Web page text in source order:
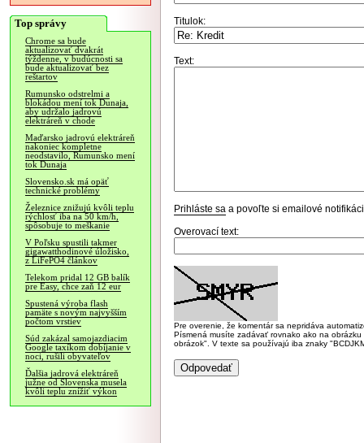
Top správy
Chrome sa bude
aktualizovať dvakrát
týždenne, v budúcnosti sa
bude aktualizovať bez
reštartov
Rumunsko odstrelmi a
blokádou mení tok Dunaja,
aby udržalo jadrovú
elektráreň v chode
Maďarsko jadrovú elektráreň
nakoniec kompletne
neodstavilo, Rumunsko mení
tok Dunaja
Slovensko.sk má opäť
technické problémy
Železnice znižujú kvôli teplu
rýchlosť iba na 50 km/h,
spôsobuje to meškanie
V Poľsku spustili takmer
gigawatthodinové úložisko,
z LiFePO4 článkov
Telekom pridal 12 GB balík
pre Easy, chce zaň 12 eur
Spustená výroba flash
pamäte s novým najvyšším
počtom vrstiev
Súd zakázal samojazdiacim
Google taxíkom dobíjanie v
noci, rušili obyvateľov
Ďalšia jadrová elektráreň
južne od Slovenska musela
kvôli teplu znížiť výkon
Titulok:
Text:
Prihláste sa a povoľte si emailové
Overovací text:
Pre overenie, že komentár sa nepridáva
Písmená musíte zadávať rovnako ako na
obrázok". V texte sa používajú iba znaky